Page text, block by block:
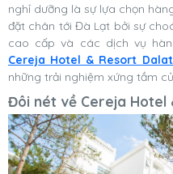
nghỉ dưỡng là sự lựa chọn
đặt chân tới Đà Lạt bởi sự
cao cấp và các dịch vụ
Cereja Hotel & Resort Dalat
những trải nghiệm xứng tầm
Đôi nét về Cereja Hotel